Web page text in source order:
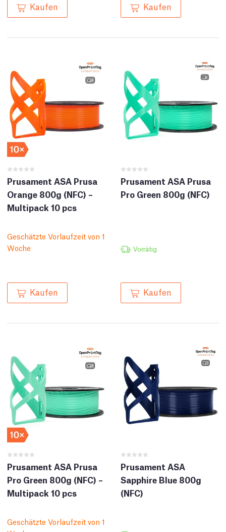
Kaufen Kaufen
Prusament ASA Prusa
Orange 800g (NFC) –
Multipack 10 pcs
Geschätzte Vorlaufzeit von 1
Woche
Kaufen
Prusament ASA Prusa
Pro Green 800g (NFC)
Vorrätig
Kaufen
Prusament ASA Prusa
Pro Green 800g (NFC) –
Multipack 10 pcs
Geschätzte Vorlaufzeit von 1
Prusament ASA
Sapphire Blue 800g
(NFC)